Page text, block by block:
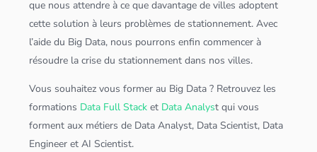
que nous attendre à ce que davantage de villes adoptent
cette solution à leurs problèmes de stationnement. Avec
l’aide du Big Data, nous pourrons enfin commencer à
résoudre la crise du stationnement dans nos villes.
Vous souhaitez vous former au Big Data ? Retrouvez les
formations Data Full Stack et Data Analyst qui vous
forment aux métiers de Data Analyst, Data Scientist, Data
Engineer etAI Scientist.